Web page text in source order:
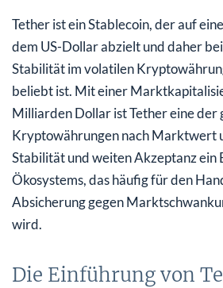
Tether ist ein Stablecoin, der auf
dem US-Dollar abzielt und daher
Stabilität im volatilen
beliebt ist. Mit einer
Milliarden Dollar ist Tether eine der
Kryptowährungen nach Marktwert
Stabilität und weiten Akzeptanz ein
Ökosystems, das häufig für den
Absicherung gegen
wird.
Die Einführung von